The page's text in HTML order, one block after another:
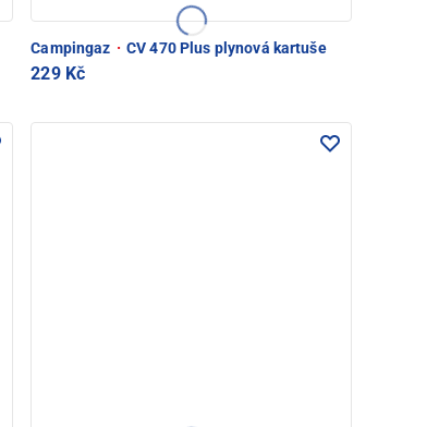
Campingaz · CV 470 Plus plynová kartuše
229 Kč